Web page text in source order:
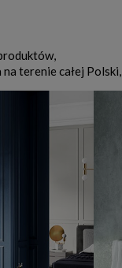
terenie całej Polski,